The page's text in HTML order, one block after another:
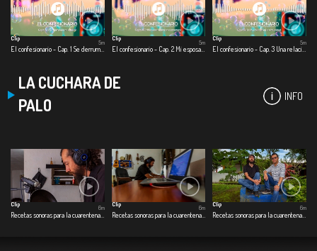
Clip
5m
Clip
El confesionario - Cap. 2 Mi esposa muere en cuarentena
5m
Clip
5m
LA CUCHARA DE
PALO
INFO
Clip
6m
Clip
Recetas sonoras para la cuarentena - Cap. 2 Dulce de ahuyama
6m
Clip
6m